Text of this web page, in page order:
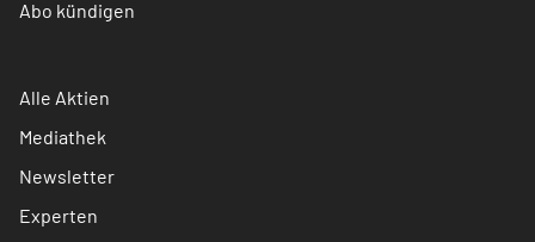
Abo kündigen
Alle Aktien
Mediathek
Newsletter
Experten